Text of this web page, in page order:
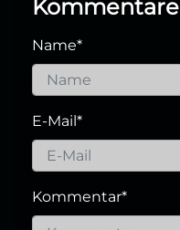
Kommentare
Name*
E-Mail*
Kommentar*